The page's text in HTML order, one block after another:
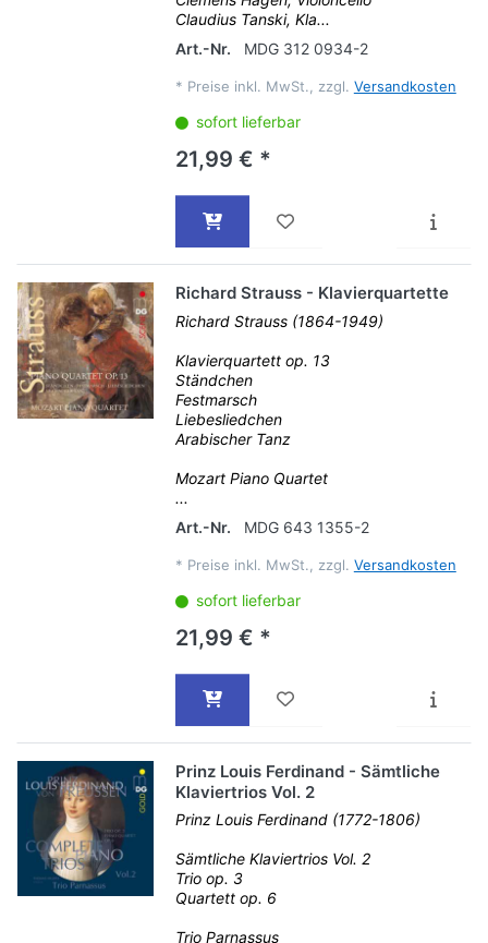
Claudius Tanski, Kla...
Art.-Nr.
MDG 312 0934-2
* Preise inkl. MwSt., zzgl. Versandkosten
sofort lieferbar
21,99 € *
Richard Strauss - Klavierquartette
Richard Strauss (1864-1949)
Klavierquartett op. 13
Ständchen
Festmarsch
Liebesliedchen
Arabischer Tanz
Mozart Piano Quartet
...
Art.-Nr.
MDG 643 1355-2
* Preise inkl. MwSt., zzgl. Versandkosten
sofort lieferbar
21,99 € *
Prinz Louis Ferdinand - Sämtliche
Klaviertrios Vol. 2
Prinz Louis Ferdinand (1772-1806)
Sämtliche Klaviertrios Vol. 2
Trio op. 3
Quartett op. 6
Trio Parnassus